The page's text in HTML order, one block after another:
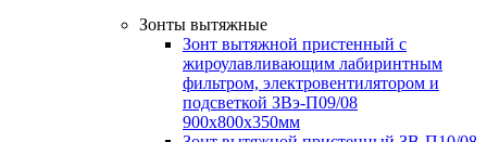
Зонты вытяжные
Зонт вытяжной пристенный с
жироулавливающим лабиринтным
фильтром, электровентилятором и
подсветкой ЗВэ-П09/08
900х800х350мм